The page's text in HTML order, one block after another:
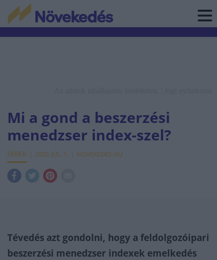
Mi a gond a beszerzési
menedzser index-szel?
HÍREK 2020. JÚL. 1. NÖVEKEDÉS.HU
Tévedés azt gondolni, hogy a feldolgozóipari
beszerzési menedzser indexek emelkedés